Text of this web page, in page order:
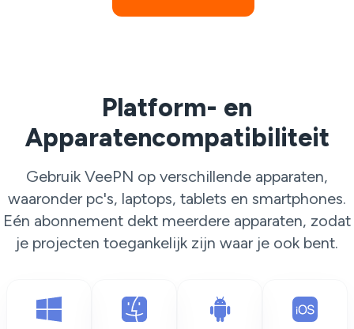
Platform- en
Apparatencompatibiliteit
Gebruik VeePN op verschillende apparaten,
waaronder pc's, laptops, tablets en smartphones.
Eén abonnement dekt meerdere apparaten, zodat
je projecten toegankelijk zijn waar je ook bent.